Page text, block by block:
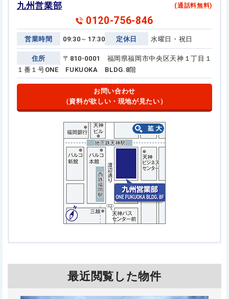
九州営業部
0120-756-846
(通話料無料)
営業時間 09:30～17:30 定休日 水曜日・祝日
住所
〒810-0001 福岡県福岡市中央区天神１丁目１
１番１号ONE FUKUOKA BLDG.8階
お問い合わせ
（資料が欲しい・現地が見たい）
最近閲覧した物件